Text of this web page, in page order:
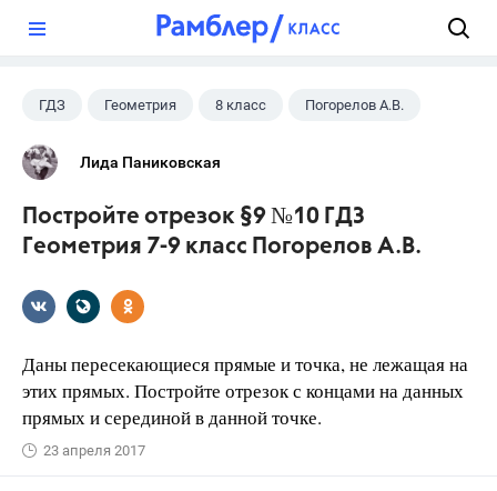
ГДЗ Геометрия 8 класс Погорелов А.В.
Лида Паниковская
Постройте отрезок §9 №10 ГДЗ
Геометрия 7-9 класс Погорелов А.В.
Даны пересекающиеся прямые и точка, не лежащая на
этих прямых. Постройте отрезок с концами на данных
прямых и серединой в данной точке.
23 апреля 2017